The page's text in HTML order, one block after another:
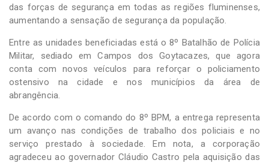
das forças de segurança em todas as regiões fluminenses,
aumentando a sensação de segurança da população.
Entre as unidades beneficiadas está o 8º Batalhão de Polícia
Militar, sediado em Campos dos Goytacazes, que agora
conta com novos veículos para reforçar o policiamento
ostensivo na cidade e nos municípios da área de
abrangência.
De acordo com o comando do 8º BPM, a entrega representa
um avanço nas condições de trabalho dos policiais e no
serviço prestado à sociedade. Em nota, a corporação
agradeceu ao governador Cláudio Castro pela aquisição das